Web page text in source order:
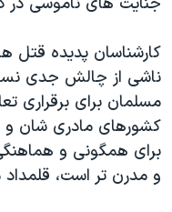
دادگاه حمید نوری
چهل سال گروگان‌گیری
قانون شفافیت دارائی
اعتراضات مردمی آبان ۹۸
اسرائیل در جنگ
نرگس محمدی برنده
کارشناسان پدیده قتل
ناشی از چالش جدی
مسلمان برای برقراری
کشورهای مادری شان و
برای همگونی و هماهنگی
و مدرن تر است،